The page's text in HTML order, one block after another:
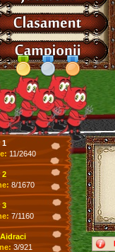
1
11/2640
2
8/1670
3
7/1160
3/921